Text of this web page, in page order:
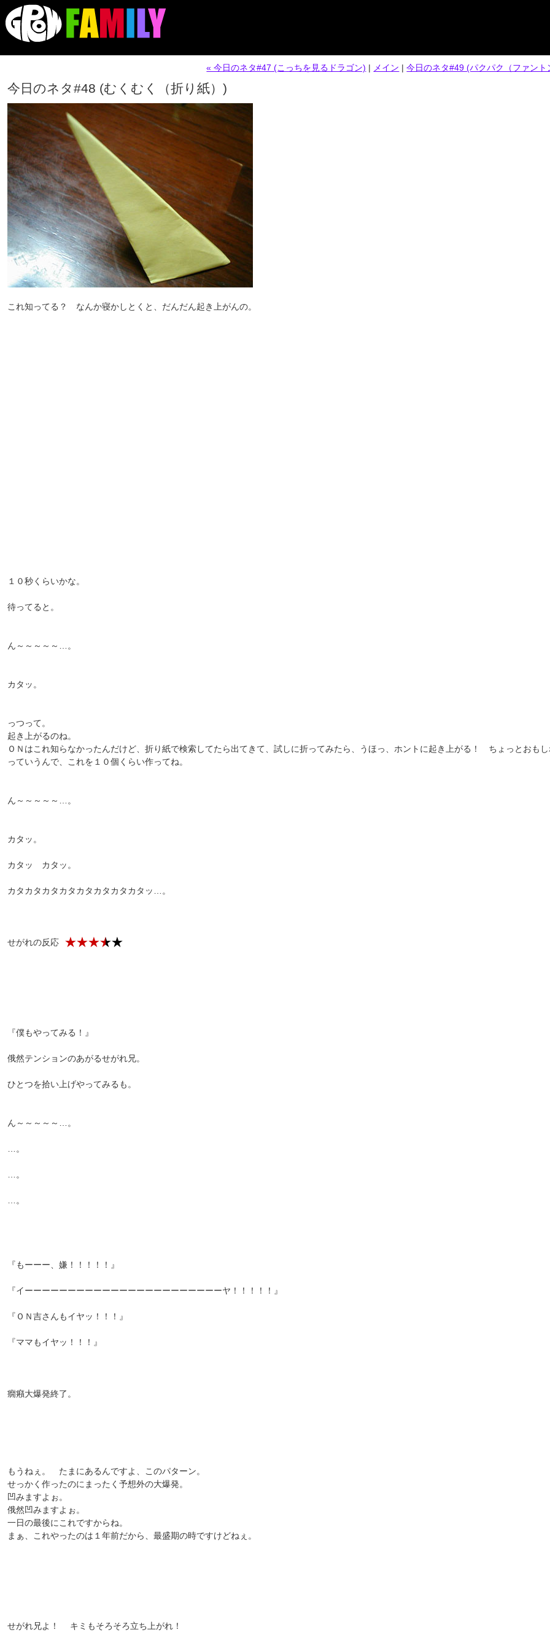
« 今日のネタ#47 (こっちを見るドラゴン) | メイン |今日のネタ#49 (パクパク（ファント
今日のネタ#48 (むくむく（折り紙）)
これ知ってる？ なんか寝かしとくと、だんだん起き上がんの。
１０秒くらいかな。
待ってると。
ん～～～～～…。
カタッ。
っつって。
起き上がるのね。
ＯＮはこれ知らなかったんだけど、折り紙で検索してたら出てきて、試しに折ってみたら、うほっ、ホントに起き上がる！ ちょっとおも
っていうんで、これを１０個くらい作ってね。
ん～～～～～…。
カタッ。
カタッ カタッ。
カタカタカタカタカタカタカタカタッ…。
せがれの反応
『僕もやってみる！』
俄然テンションのあがるせがれ兄。
ひとつを拾い上げやってみるも。
ん～～～～～…。
…。
…。
…。
『もーーー、嫌！！！！！』
『イーーーーーーーーーーーーーーーーーーーーーーーヤ！！！！！』
『ＯＮ吉さんもイヤッ！！！』
『ママもイヤッ！！！』
癇癪大爆発終了。
もうねぇ。 たまにあるんですよ、このパターン。
せっかく作ったのにまったく予想外の大爆発。
凹みますよぉ。
俄然凹みますよぉ。
一日の最後にこれですからね。
まぁ、これやったのは１年前だから、最盛期の時ですけどねぇ。
せがれ兄よ！ キミもそろそろ立ち上がれ！